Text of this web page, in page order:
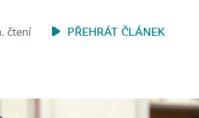
čtení PŘEHRÁT ČLÁNEK